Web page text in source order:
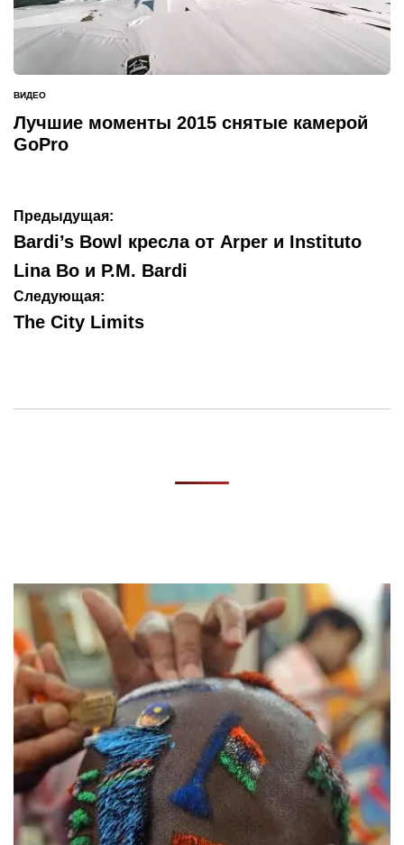
ОПУБЛИКОВАНО
В
ВИДЕО
Лучшие моменты 2015 снятые камерой
GoPro
Навигация
по
записям
Предыдущая:
Bardi’s Bowl кресла от Arper и Instituto
Lina Bo и P.M. Bardi
Следующая:
The City Limits